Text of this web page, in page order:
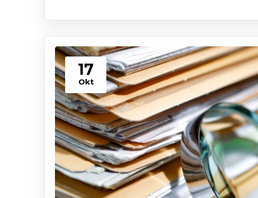
17
Okt